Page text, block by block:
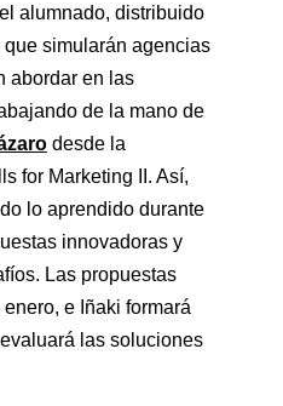
alumnado, distribuido
simularán agencias
abordar en las
de la mano de
desde la
for Marketing II. Así,
lo aprendido durante
innovadoras y
Las propuestas
e Iñaki formará
las soluciones